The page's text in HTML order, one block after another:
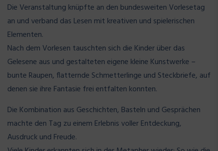
Die Veranstaltung knüpfte an den bundesweiten Vorlesetag
an und verband das Lesen mit kreativen und spielerischen
Elementen.
Nach dem Vorlesen tauschten sich die Kinder über das
Gelesene aus und gestalteten eigene kleine Kunstwerke –
bunte Raupen, flatternde Schmetterlinge und Steckbriefe, auf
denen sie ihre Fantasie frei entfalten konnten.
Die Kombination aus Geschichten, Basteln und Gesprächen
machte den Tag zu einem Erlebnis voller Entdeckung,
Ausdruck und Freude.